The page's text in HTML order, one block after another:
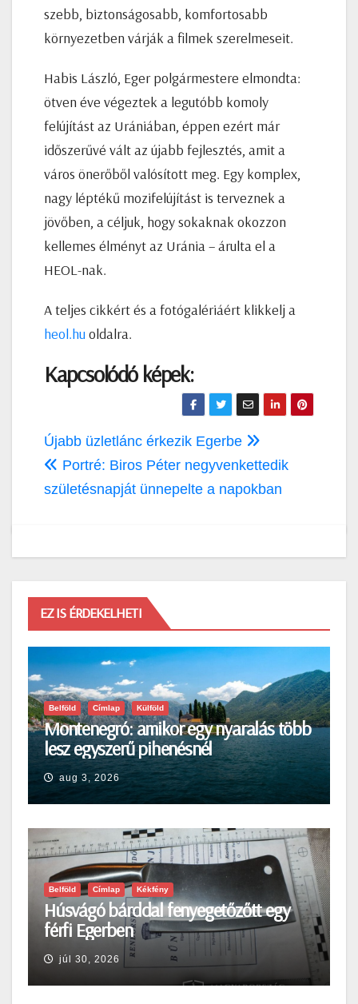
szebb, biztonságosabb, komfortosabb
környezetben várják a filmek szerelmeseit.
Habis László, Eger polgármestere elmondta:
ötven éve végeztek a legutóbb komoly
felújítást az Urániában, éppen ezért már
időszerűvé vált az újabb fejlesztés, amit a
város önerőből valósított meg. Egy komplex,
nagy léptékű mozifelújítást is terveznek a
jövőben, a céljuk, hogy sokaknak okozzon
kellemes élményt az Uránia – árulta el a
HEOL-nak.
A teljes cikkért és a fotógalériáért klikkelj a
heol.huoldalra.
Kapcsolódó képek:
Bejegyzés
navigáció
Újabb üzletlánc érkezik Egerbe
Portré: Biros Péter negyvenkettedik
születésnapját ünnepelte a napokban
EZ IS ÉRDEKELHETI
Belföld Címlap Külföld
Montenegró: amikor egy nyaralás több
lesz egyszerű pihenésnél
aug 3, 2026
Belföld Címlap Kékfény
Húsvágó bárddal fenyegetőzőtt egy
férfi Egerben
júl 30, 2026